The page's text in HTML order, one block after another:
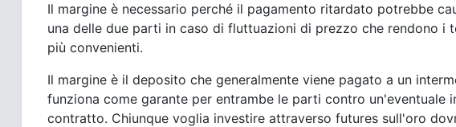
Il margine è necessario perché il pagamento ritardato potrebbe
una delle due parti in caso di fluttuazioni di prezzo che rendono i
più convenienti.
Il margine è il deposito che generalmente viene pagato a un
funziona come garante per entrambe le parti contro un'eventuale
contratto. Chiunque voglia investire attraverso futures sull'oro